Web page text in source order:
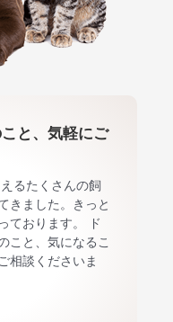
と、気軽にご
るたくさんの飼
きました。きっと
ております。 ド
こと、気になるこ
相談くださいま